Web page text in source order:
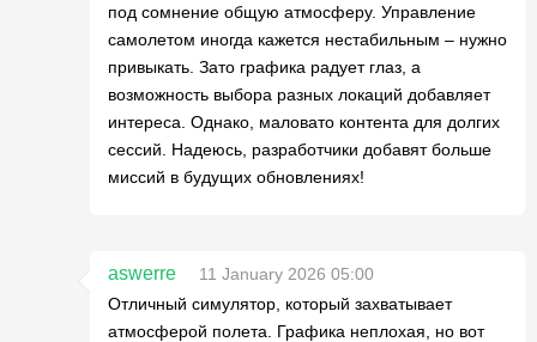
под сомнение общую атмосферу. Управление
самолетом иногда кажется нестабильным – нужно
привыкать. Зато графика радует глаз, а
возможность выбора разных локаций добавляет
интереса. Однако, маловато контента для долгих
сессий. Надеюсь, разработчики добавят больше
миссий в будущих обновлениях!
aswerre
11 January 2026 05:00
Отличный симулятор, который захватывает
атмосферой полета. Графика неплохая, но вот